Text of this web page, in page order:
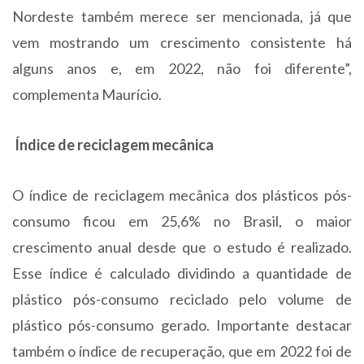
Nordeste também merece ser mencionada, já que
vem mostrando um crescimento consistente há
alguns anos e, em 2022, não foi diferente”,
complementa Maurício.
Índice de reciclagem mecânica
O índice de reciclagem mecânica dos plásticos pós-
consumo ficou em 25,6% no Brasil, o maior
crescimento anual desde que o estudo é realizado.
Esse índice é calculado dividindo a quantidade de
plástico pós-consumo reciclado pelo volume de
plástico pós-consumo gerado. Importante destacar
também o índice de recuperação, que em 2022 foi de